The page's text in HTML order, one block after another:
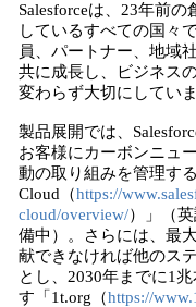
Salesforceは、23年前
しているすべての国々
員、パートナー、地域
共に成長し、ビジネス
変わらず大切にしていま
製品展開では、
お客様にカーボンニュ
動の取り組みを管理す
Cloud（https://
cloud/overview/）」（
備中）。さらには、最
献できなければ他のス
とし、2030年までに1
す「1t.org（https://